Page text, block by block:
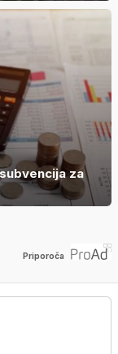
za
Priporoča